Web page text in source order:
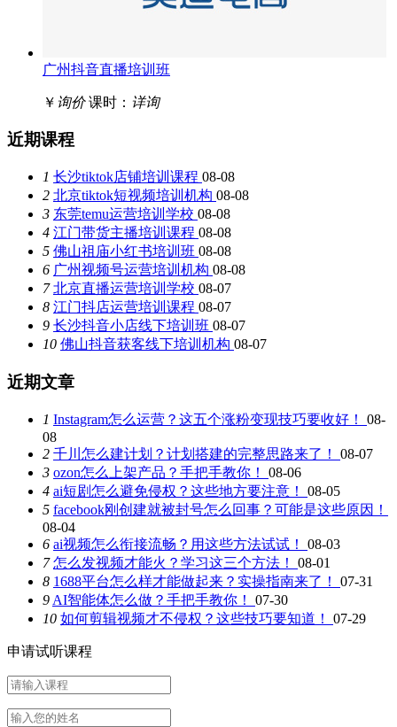
广州抖音直播培训班
￥ 询价 课时： 详询
近期课程
1 长沙tiktok店铺培训课程 08-08
2 北京tiktok短视频培训机构 08-08
3 东莞temu运营培训学校 08-08
4 江门带货主播培训课程 08-08
5 佛山祖庙小红书培训班 08-08
6 广州视频号运营培训机构 08-08
7 北京直播运营培训学校 08-07
8 江门抖店运营培训课程 08-07
9 长沙抖音小店线下培训班 08-07
10 佛山抖音获客线下培训机构 08-07
近期文章
1 Instagram怎么运营？这五个涨粉变现技巧要收好！ 08-
08
2 千川怎么建计划？计划搭建的完整思路来了！ 08-07
3 ozon怎么上架产品？手把手教你！ 08-06
4 ai短剧怎么避免侵权？这些地方要注意！ 08-05
5 facebook刚创建就被封号怎么回事？可能是这些原因！
08-04
6 ai视频怎么衔接流畅？用这些方法试试！ 08-03
7 怎么发视频才能火？学习这三个方法！ 08-01
8 1688平台怎么样才能做起来？实操指南来了！ 07-31
9 AI智能体怎么做？手把手教你！ 07-30
10 如何剪辑视频才不侵权？这些技巧要知道！ 07-29
申请试听课程